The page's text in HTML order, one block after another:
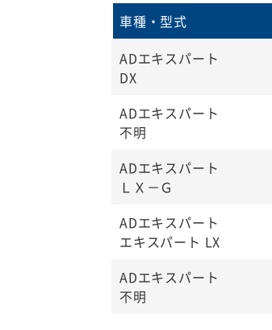
車種・型式
ADエキスパート
DX
ADエキスパート
不明
ADエキスパート
ＬＸ－Ｇ
ADエキスパート
エキスパート LX
ADエキスパート
不明